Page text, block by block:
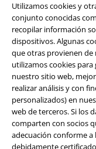
Utilizamos cookies y
conjunto conocidas
recopilar información
dispositivos. Algunas
que otras provienen de
utilizamos cookies
nuestro sitio web,
realizar análisis y con
personalizados) en
web de terceros. Si los
comparten con socios
adecuación conforme a
debidamente
Legal
Términos y Condiciones
Aviso Legal